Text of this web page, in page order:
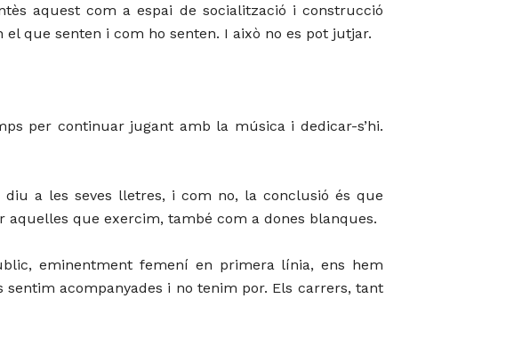
aquest com a espai de socialització i construcció
que senten i com ho senten. I això no es pot jutjar.
per continuar jugant amb la música i dedicar-s’hi.
a les seves lletres, i com no, la conclusió és que
que exercim, també com a dones blanques.
eminentment femení en primera línia, ens hem
acompanyades i no tenim por. Els carrers, tant